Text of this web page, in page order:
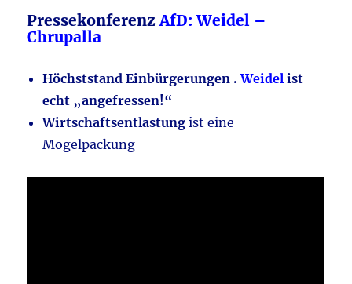
PressekonferenzAfD: Weidel –
Chrupalla
Höchststand Einbürgerungen .Weidel ist
echt „angefressen!“
Wirtschaftsentlastung ist eine
Mogelpackung